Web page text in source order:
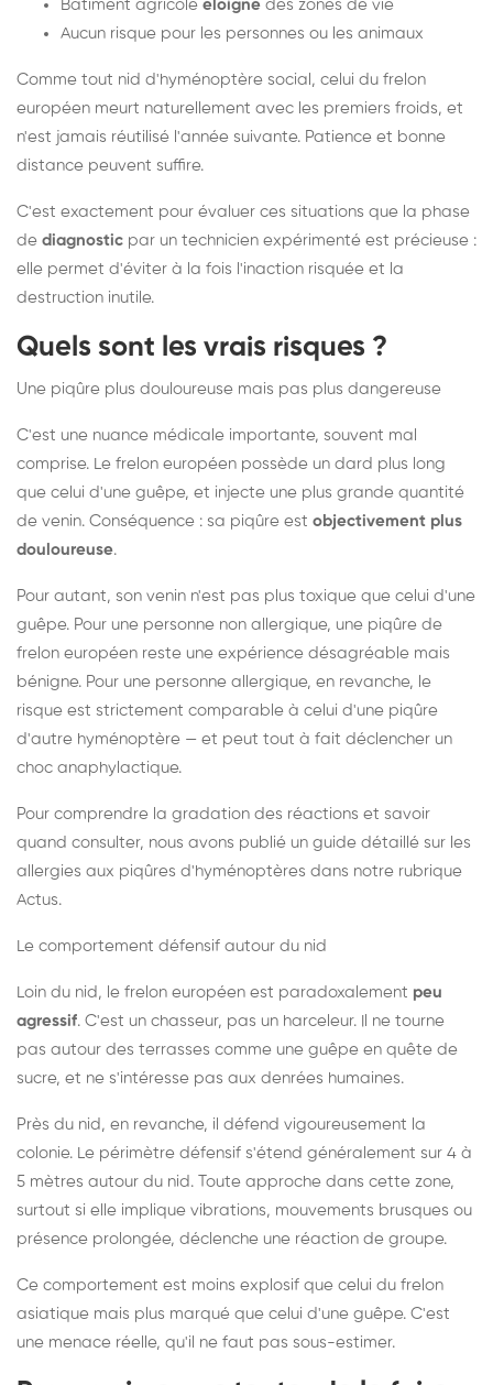
Bâtiment agricole éloigné des zones de vie
Aucun risque pour les personnes ou les animaux
Comme tout nid d'hyménoptère social, celui du frelon
européen meurt naturellement avec les premiers froids, et
n'est jamais réutilisé l'année suivante. Patience et bonne
distance peuvent suffire.
C'est exactement pour évaluer ces situations que la phase
de diagnostic par un technicien expérimenté est précieuse :
elle permet d'éviter à la fois l'inaction risquée et la
destruction inutile.
Quels sont les vrais risques ?
Une piqûre plus douloureuse mais pas plus dangereuse
C'est une nuance médicale importante, souvent mal
comprise. Le frelon européen possède un dard plus long
que celui d'une guêpe, et injecte une plus grande quantité
de venin. Conséquence : sa piqûre est objectivement plus
douloureuse.
Pour autant, son venin n'est pas plus toxique que celui d'une
guêpe. Pour une personne non allergique, une piqûre de
frelon européen reste une expérience désagréable mais
bénigne. Pour une personne allergique, en revanche, le
risque est strictement comparable à celui d'une piqûre
d'autre hyménoptère — et peut tout à fait déclencher un
choc anaphylactique.
Pour comprendre la gradation des réactions et savoir
quand consulter, nous avons publié un guide détaillé sur les
allergies aux piqûres d'hyménoptères dans notre rubrique
Actus.
Le comportement défensif autour du nid
Loin du nid, le frelon européen est paradoxalement peu
agressif. C'est un chasseur, pas un harceleur. Il ne tourne
pas autour des terrasses comme une guêpe en quête de
sucre, et ne s'intéresse pas aux denrées humaines.
Près du nid, en revanche, il défend vigoureusement la
colonie. Le périmètre défensif s'étend généralement sur 4 à
5 mètres autour du nid. Toute approche dans cette zone,
surtout si elle implique vibrations, mouvements brusques ou
présence prolongée, déclenche une réaction de groupe.
Ce comportement est moins explosif que celui du frelon
asiatique mais plus marqué que celui d'une guêpe. C'est
une menace réelle, qu'il ne faut pas sous-estimer.